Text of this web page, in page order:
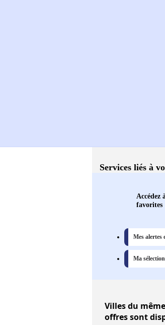
Services liés à
Accédez
favorites
Mes alertes
Ma
Villesdu
offres sont